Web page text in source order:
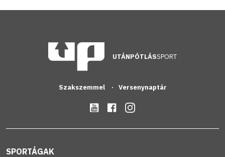
UTÁNPÓTLÁSSPORT
Szakszemmel Versenynaptár
SPORTÁGAK